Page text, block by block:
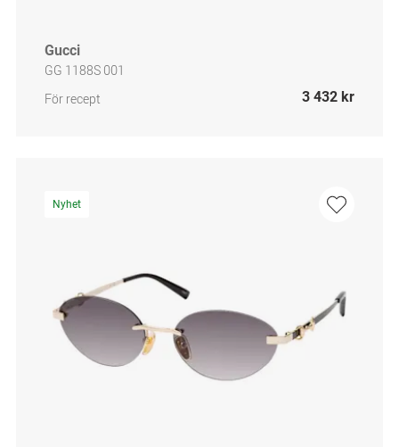
Gucci
GG 1188S 001
För recept
3 432 kr
Nyhet